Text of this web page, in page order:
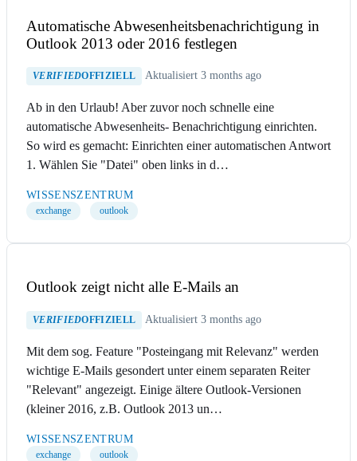
Automatische Abwesenheitsbenachrichtigung in
Outlook 2013 oder 2016 festlegen
VERIFIEDOFFIZIELL Aktualisiert 3 months ago
Ab in den Urlaub! Aber zuvor noch schnelle eine
automatische Abwesenheits- Benachrichtigung einrichten.
So wird es gemacht: Einrichten einer automatischen Antwort
1. Wählen Sie "Datei" oben links in d…
WISSENSZENTRUM
exchange outlook
Outlook zeigt nicht alle E-Mails an
VERIFIEDOFFIZIELL Aktualisiert 3 months ago
Mit dem sog. Feature "Posteingang mit Relevanz" werden
wichtige E-Mails gesondert unter einem separaten Reiter
"Relevant" angezeigt. Einige ältere Outlook-Versionen
(kleiner 2016, z.B. Outlook 2013 un…
WISSENSZENTRUM
exchange outlook